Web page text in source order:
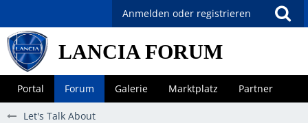
Anmelden oder registrieren
LANCIA FORUM
Portal Forum Galerie Marktplatz Partner
Let's Talk About